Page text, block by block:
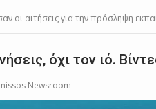
οι αιτήσεις για την πρόσληψη
όχι τον ιό.
Newsroom